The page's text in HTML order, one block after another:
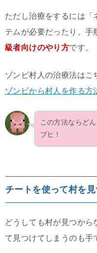
ただし治療をするには「
テムが必要だったり、手
級者向けのやり方です。
ゾンビ村人の治療法はこ
ゾンビから村人を作る方
この方法ならど
ブヒ！
チートを使って村を
どうしても村が見つから
て見つけてしまうのも手